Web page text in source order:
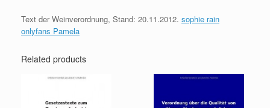
Text der Weinverordnung, Stand: 20.11.2012. sophie rain
onlyfans Pamela
Related products